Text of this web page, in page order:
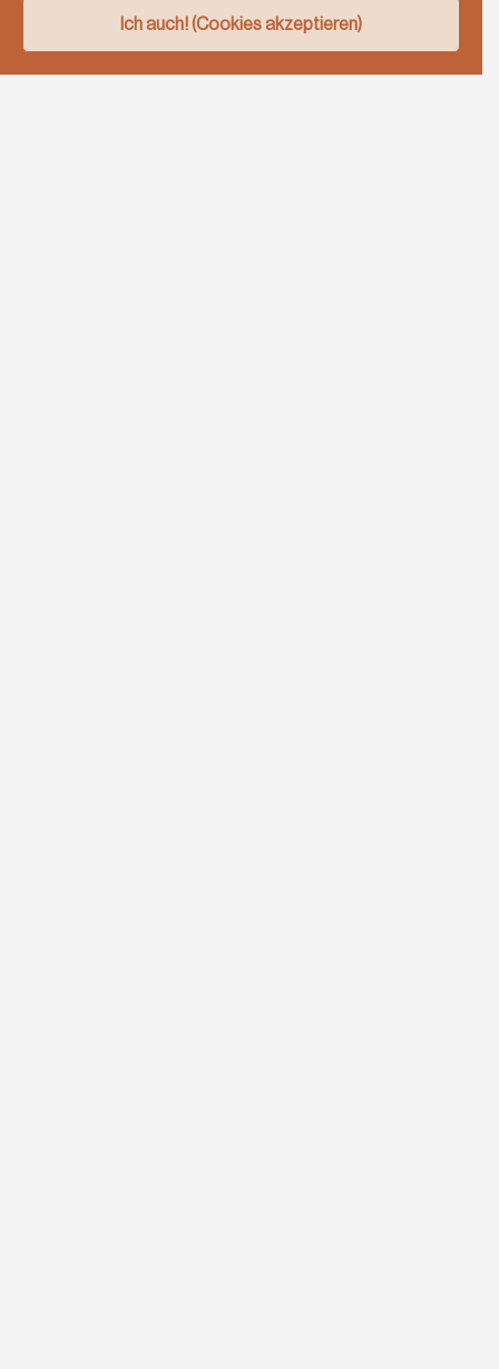
Ich auch! (Cookies akzeptieren)